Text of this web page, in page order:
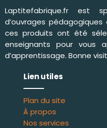
Laptitefabrique.fr est
d’ouvrages pédagogiques
ces produits ont été
enseignants pour vous
d’apprentissage. Bonne
Lien utiles
Plan du site
À propos
Nos services